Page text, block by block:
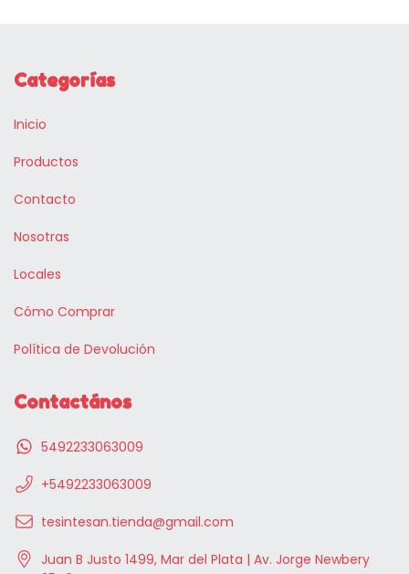
Categorías
Inicio
Productos
Contacto
Nosotras
Locales
Cómo Comprar
Política de Devolución
Contactános
5492233063009
+5492233063009
tesintesan.tienda@gmail.com
Juan B Justo 1499, Mar del Plata | Av. Jorge Newbery